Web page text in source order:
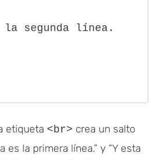
etiqueta <br> crea un salto
es la primera línea.” y “Y esta